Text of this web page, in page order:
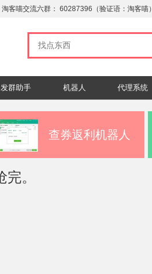
淘客喵交流六群： 60287396 （验证语：淘客喵）
发群助手 机器人 代理系统
查券返利机器人
。